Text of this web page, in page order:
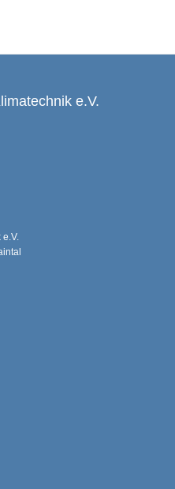
e.V.